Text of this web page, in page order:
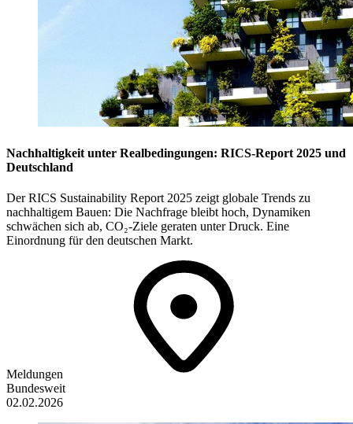
Nachhaltigkeit unter Realbedingungen: RICS-Report 2025 und
Deutschland
Der RICS Sustainability Report 2025 zeigt globale Trends zu
nachhaltigem Bauen: Die Nachfrage bleibt hoch, Dynamiken
schwächen sich ab, CO₂-Ziele geraten unter Druck. Eine
Einordnung für den deutschen Markt.
Meldungen
Bundesweit
02.02.2026